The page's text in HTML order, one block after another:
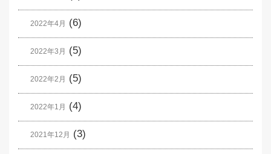
2022年4月 (6)
2022年3月 (5)
2022年2月 (5)
2022年1月 (4)
2021年12月 (3)